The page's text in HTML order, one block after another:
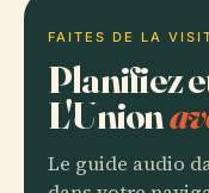
FAITES DE LA
Planifiez
L'Union
Le guide audio